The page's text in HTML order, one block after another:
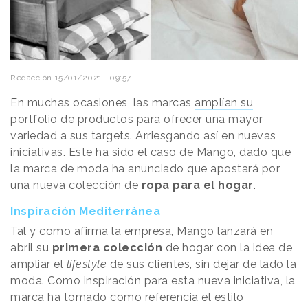
Redacción 15/01/2021 · 09:57
En muchas ocasiones, las marcas amplían su
portfolio de productos para ofrecer una mayor
variedad a sus targets. Arriesgando así en nuevas
iniciativas. Este ha sido el caso de Mango, dado que
la marca de moda ha anunciado que apostará por
una nueva colección de ropa para el hogar.
Inspiración Mediterránea
Tal y como afirma la empresa, Mango lanzará en
abril su primera colección de hogar con la idea de
ampliar el lifestyle de sus clientes, sin dejar de lado la
moda. Como inspiración para esta nueva iniciativa, la
marca ha tomado como referencia el estilo